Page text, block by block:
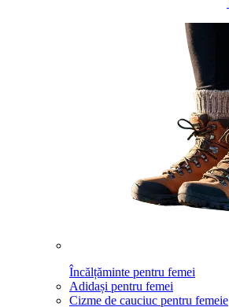
Încălțăminte pentru femei
Adidași pentru femei
Cizme de cauciuc pentru femeie